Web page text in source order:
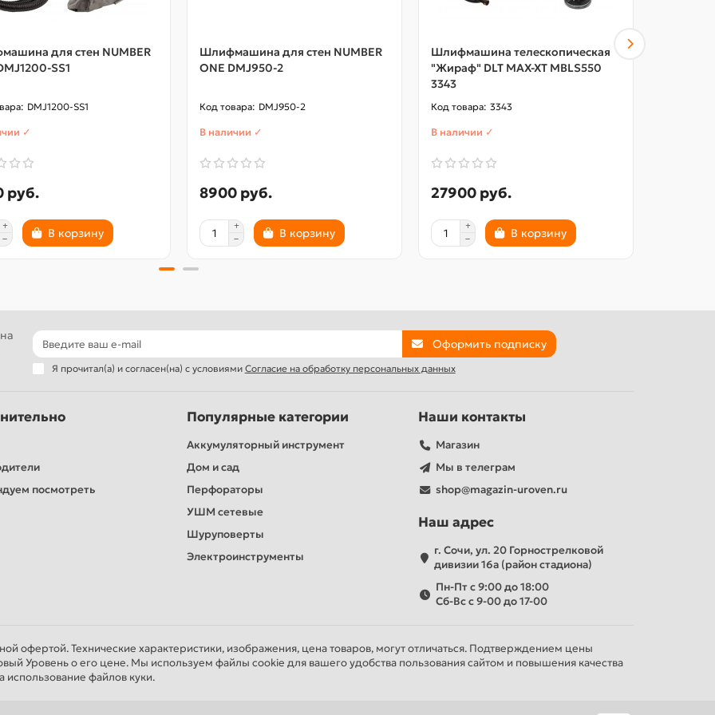
для стен NUMBER
SS1
DMJ1200-SS1
✓
руб.
В корзину
Шлифмашина для стен NUMBER
ONE DMJ950-2
DMJ950-2
В наличии ✓
8900 руб.
В корзину
Шлифмашина телескопическая
"Жираф" DLT MAX-XT MBLS550
3343
3343
В наличии ✓
27900 руб.
В корзину
Оформить подписку
Я прочитал(а) и согласен(на) с условиями Согласие на обработку персональных данных
посмотреть
Популярные категории
Аккумуляторный инструмент
Дом и сад
Перфораторы
УШМ сетевые
Шуруповерты
Электроинструменты
Наши контакты
Магазин
Мы в телеграм
shop@magazin-uroven.ru
Наш адрес
г. Сочи, ул. 20 Горнострелковой
дивизии 16а (район стадиона)
Пн-Пт с 9:00 до 18:00
Сб-Вс с 9-00 до 17-00
офертой. Технические характеристики, изображения, цена товаров, могут отличаться. Подтверждением цены
Уровень о его цене. Мы используем файлы cookie для вашего удобства пользования сайтом и повышения качества
использование файлов куки.